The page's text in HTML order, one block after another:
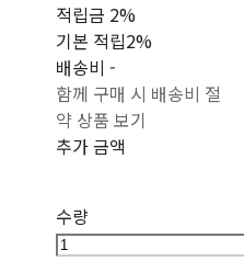
적립금 2%
기본 적립2%
배송비-
함께 구매 시 배송비 절
약 상품 보기
추가 금액
수량